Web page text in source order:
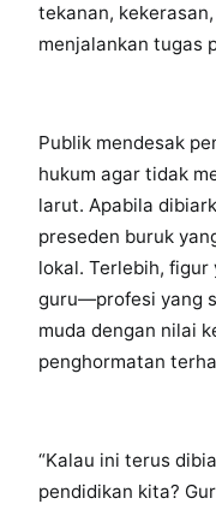
tekanan,
menjalankan tugas
Publik mendesak
hukum agar tidak
larut. Apabila
preseden buruk
lokal. Terlebih,
guru—profesi yang
muda dengan nilai
penghormatan
“Kalau ini terus
pendidikan kita?